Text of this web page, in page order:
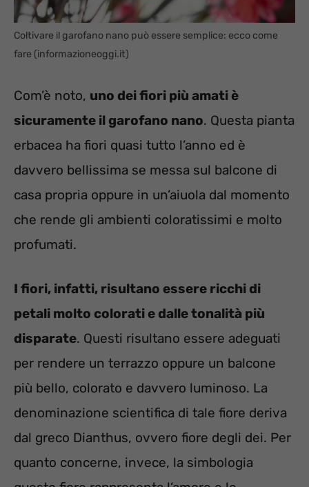
Coltivare il garofano nano può essere semplice: ecco come
fare (informazioneoggi.it)
Com’è noto, uno dei fiori più amati è
sicuramente il garofano nano. Questa pianta
erbacea ha fiori quasi tutto l’anno ed è
davvero bellissima se messa sul balcone di
casa propria oppure in un’aiuola dal momento
che rende gli ambienti coloratissimi e molto
profumati.
I fiori, infatti, risultano essere ricchi di
petali molto colorati e dalle tonalità più
disparate. Questi risultano essere adeguati
per rendere un terrazzo oppure un balcone
più bello, colorato e davvero luminoso. La
denominazione scientifica di tale fiore deriva
dal greco Dianthus, ovvero fiore degli dei. Per
quanto concerne, invece, la simbologia